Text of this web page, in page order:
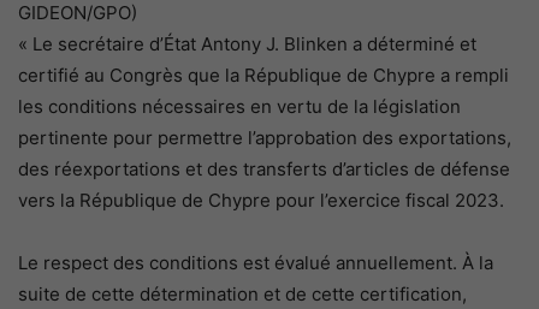
GIDEON/GPO)
« Le secrétaire d’État Antony J. Blinken a déterminé et
certifié au Congrès que la République de Chypre a rempli
les conditions nécessaires en vertu de la législation
pertinente pour permettre l’approbation des exportations,
des réexportations et des transferts d’articles de défense
vers la République de Chypre pour l’exercice fiscal 2023.
Le respect des conditions est évalué annuellement. À la
suite de cette détermination et de cette certification,